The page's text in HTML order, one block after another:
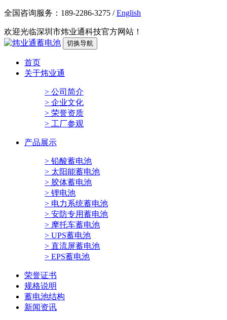
全国咨询服务： 189-2286-3275 /English
欢迎光临深圳市炜业通科技官方网站！
切换导航
首页
关于炜业通
> 公司简介
> 企业文化
> 荣誉资质
> 工厂参观
产品展示
> 铅酸蓄电池
> 太阳能蓄电池
> 胶体蓄电池
> 锂电池
> 电力系统蓄电池
> 安防专用蓄电池
> 摩托车蓄电池
> UPS蓄电池
> 直流屏蓄电池
> EPS蓄电池
荣誉证书
规格说明
蓄电池结构
新闻资讯